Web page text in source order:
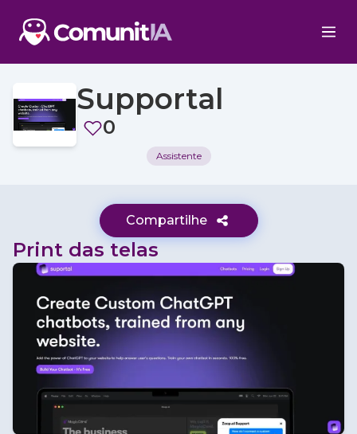
Supportal
0
Assistente
Compartilhe
Print das telas